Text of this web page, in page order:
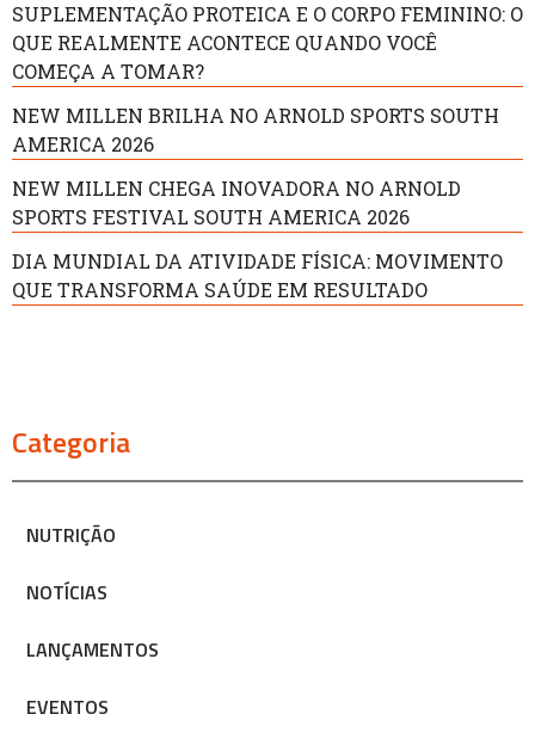
SUPLEMENTAÇÃO PROTEICA E O CORPO FEMININO: O
QUE REALMENTE ACONTECE QUANDO VOCÊ
COMEÇA A TOMAR?
NEW MILLEN BRILHA NO ARNOLD SPORTS SOUTH
AMERICA 2026
NEW MILLEN CHEGA INOVADORA NO ARNOLD
SPORTS FESTIVAL SOUTH AMERICA 2026
DIA MUNDIAL DA ATIVIDADE FÍSICA: MOVIMENTO
QUE TRANSFORMA SAÚDE EM RESULTADO
Categoria
NUTRIÇÃO
NOTÍCIAS
LANÇAMENTOS
EVENTOS